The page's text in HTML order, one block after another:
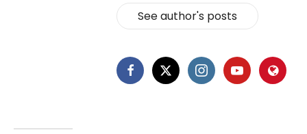
See author's posts